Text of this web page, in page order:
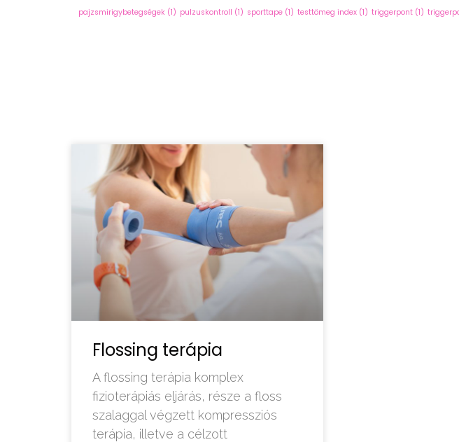
pajzsmirigybetegségek (1) pulzuskontroll (1) sporttape (1) testtömeg index (1) triggerpont (1)
Flossing terápia
A flossing terápia komplex
fizioterápiás eljárás, része a floss
szalaggal végzett kompressziós
terápia, illetve a célzott